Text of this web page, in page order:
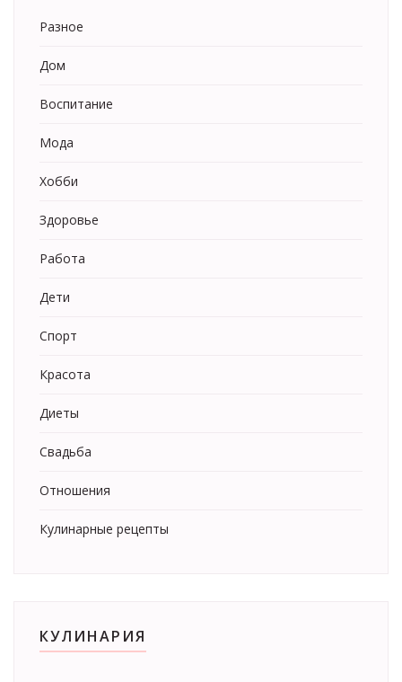
Разное
Дом
Воспитание
Мода
Хобби
Здоровье
Работа
Дети
Спорт
Красота
Диеты
Свадьба
Отношения
Кулинарные рецепты
КУЛИНАРИЯ